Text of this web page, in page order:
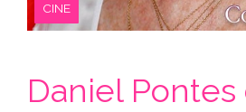
CINE
Daniel